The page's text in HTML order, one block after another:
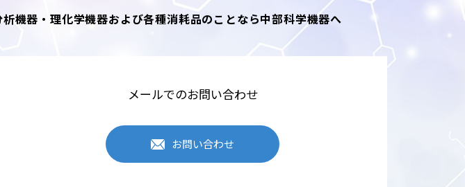
機器・理化学機器および各種消耗品のことなら中部科学機器へ
メールでのお問い合わせ
お問い合わせ